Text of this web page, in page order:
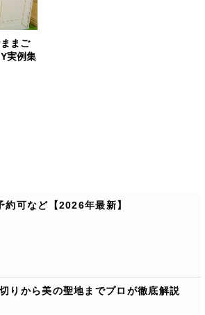
まご
実例集
可など【2026年最新】
りから美の聖地までプロが徹底解説